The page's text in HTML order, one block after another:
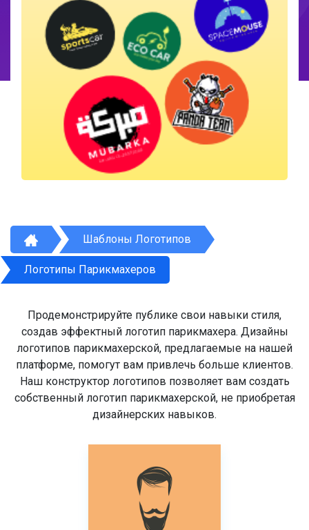
Шаблоны Логотипов
Логотипы Парикмахеров
Продемонстрируйте публике свои навыки стиля,
создав эффектный логотип парикмахера. Дизайны
логотипов парикмахерской, предлагаемые на нашей
платформе, помогут вам привлечь больше клиентов.
Наш конструктор логотипов позволяет вам создать
собственный логотип парикмахерской, не приобретая
дизайнерских навыков.